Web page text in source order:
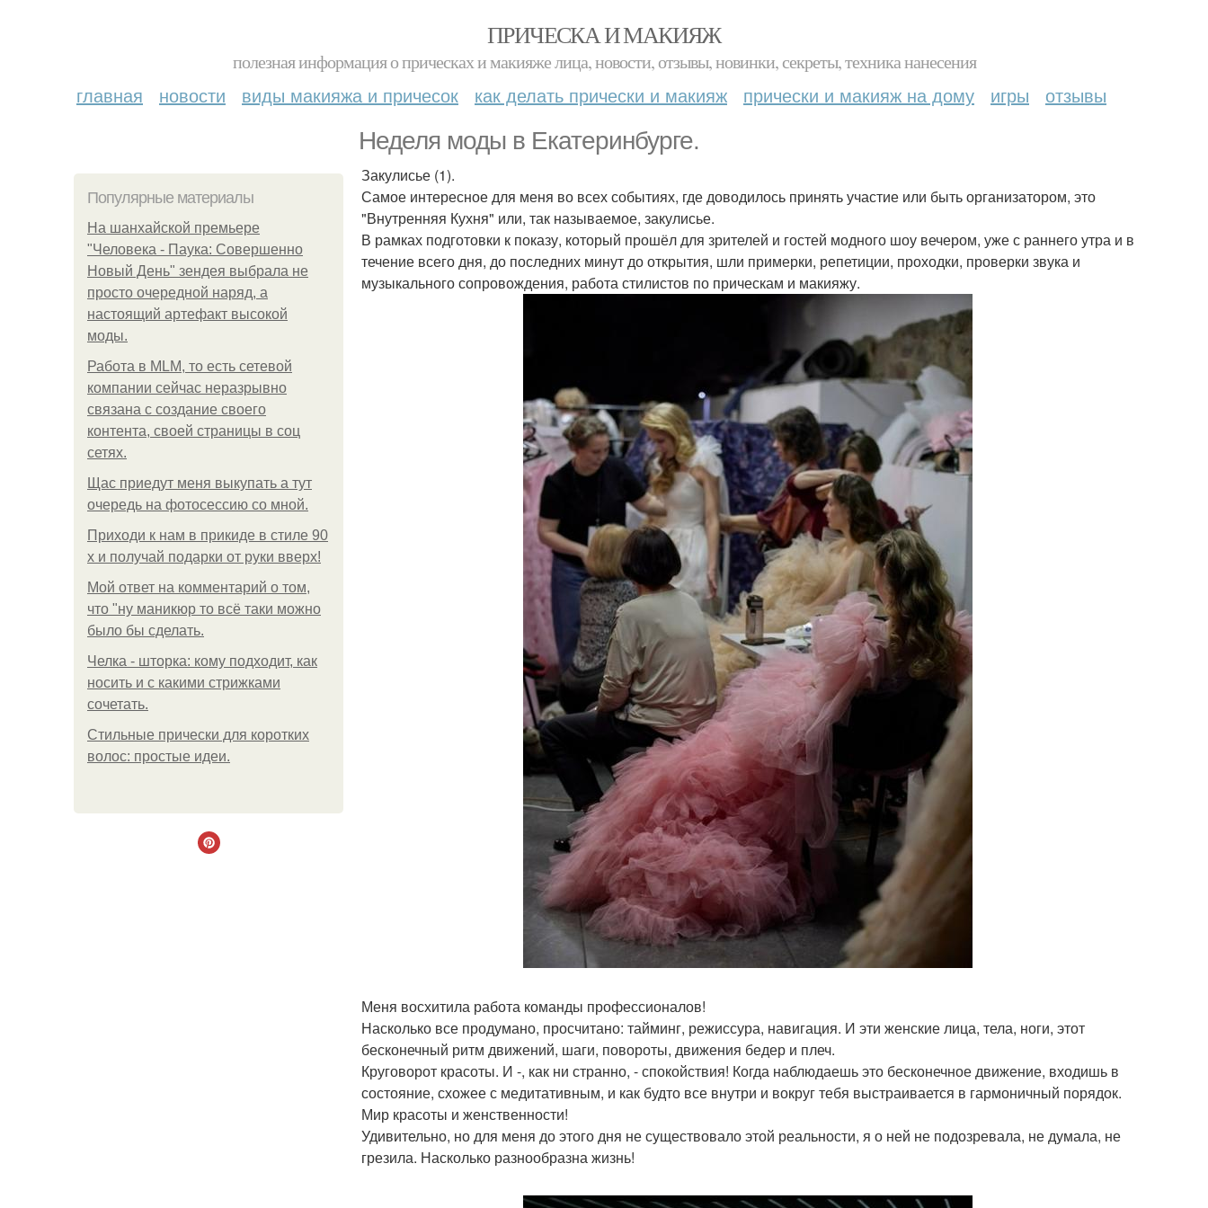
ПРИЧЕСКА И МАКИЯЖ
полезная информация о прическах и макияже лица, новости, отзывы, новинки, секреты, техника нанесения
главная новости виды макияжа и причесок как делать прически и макияж прически и макияж на дому игры отзывы
Неделя моды в Екатеринбурге.
Популярные материалы
На шанхайской премьере
"Человека - Паука: Совершенно
Новый День" зендея выбрала не
просто очередной наряд, а
настоящий артефакт высокой
моды.
Работа в MLM, то есть сетевой
компании сейчас неразрывно
связана с создание своего
контента, своей страницы в соц
сетях.
Щас приедут меня выкупать а тут
очередь на фотосессию со мной.
Приходи к нам в прикиде в стиле 90
х и получай подарки от руки вверх!
Мой ответ на комментарий о том,
что "ну маникюр то всё таки можно
было бы сделать.
Челка - шторка: кому подходит, как
носить и с какими стрижками
сочетать.
Стильные прически для коротких
волос: простые идеи.
Закулисье (1).
Самое интересное для меня во всех событиях, где доводилось принять участие или быть организатором, это
"Внутренняя Кухня" или, так называемое, закулисье.
В рамках подготовки к показу, который прошёл для зрителей и гостей модного шоу вечером, уже с раннего утра и в
течение всего дня, до последних минут до открытия, шли примерки, репетиции, проходки, проверки звука и
музыкального сопровождения, работа стилистов по прическам и макияжу.
Меня восхитила работа команды профессионалов!
Насколько все продумано, просчитано: тайминг, режиссура, навигация. И эти женские лица, тела, ноги, этот
бесконечный ритм движений, шаги, повороты, движения бедер и плеч.
Круговорот красоты. И -, как ни странно, - спокойствия! Когда наблюдаешь это бесконечное движение, входишь в
состояние, схожее с медитативным, и как будто все внутри и вокруг тебя выстраивается в гармоничный порядок.
Мир красоты и женственности!
Удивительно, но для меня до этого дня не существовало этой реальности, я о ней не подозревала, не думала, не
грезила. Насколько разнообразна жизнь!